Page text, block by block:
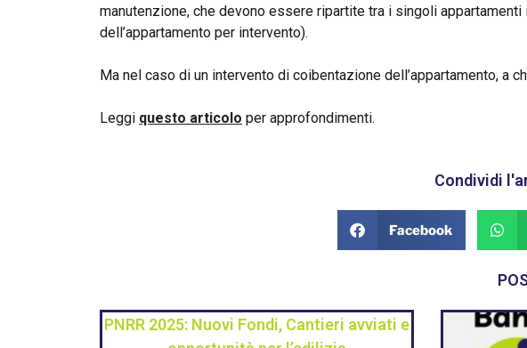
manutenzione, che devono essere ripartite tra i singoli
dell’appartamento per intervento).
Ma nel caso di un intervento di coibentazione dell’appartamento, a
Leggi questo articolo per approfondimenti.
Condividi
Facebook
PNRR 2025: Nuovi Fondi, Cantieri avviati e